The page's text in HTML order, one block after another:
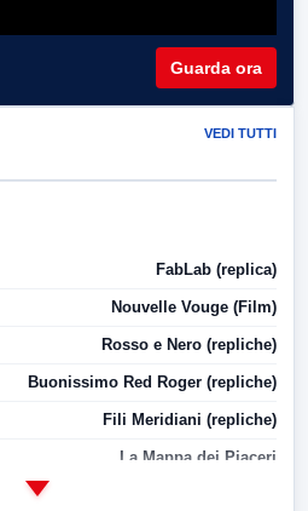
Guarda ora
VEDI TUTTI
FabLab (replica)
Nouvelle Vouge (Film)
Rosso e Nero (repliche)
Buonissimo Red Roger (repliche)
Fili Meridiani (repliche)
La Mappa dei Piaceri